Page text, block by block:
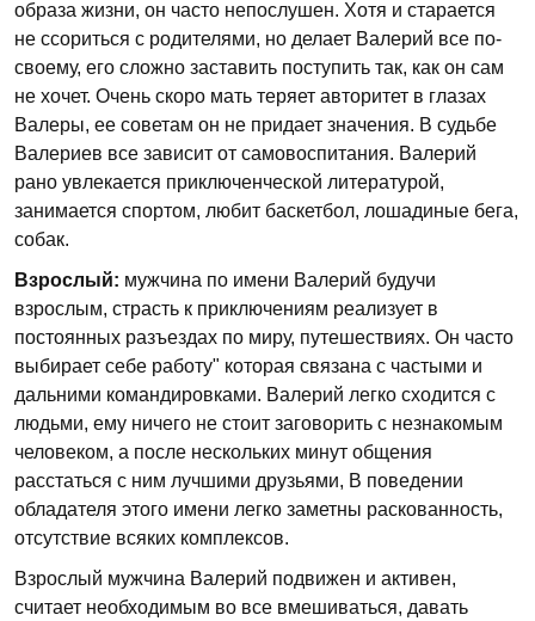
образа жизни, он часто непослушен. Хотя и старается
не ссориться с родителями, но делает Валерий все по-
своему, его сложно заставить поступить так, как он сам
не хочет. Очень скоро мать теряет авторитет в глазах
Валеры, ее советам он не придает значения. В судьбе
Валериев все зависит от самовоспитания. Валерий
рано увлекается приключенческой литературой,
занимается спортом, любит баскетбол, лошадиные бега,
собак.
Взрослый: мужчина по имени Валерий будучи
взрослым, страсть к приключениям реализует в
постоянных разъездах по миру, путешествиях. Он часто
выбирает себе работу" которая связана с частыми и
дальними командировками. Валерий легко сходится с
людьми, ему ничего не стоит заговорить с незнакомым
человеком, а после нескольких минут общения
расстаться с ним лучшими друзьями, В поведении
обладателя этого имени легко заметны раскованность,
отсутствие всяких комплексов.
Взрослый мужчина Валерий подвижен и активен,
считает необходимым во все вмешиваться, давать